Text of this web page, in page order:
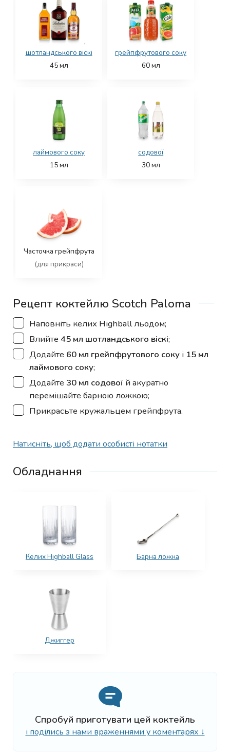
шотландського віскі
45мл
грейпфрутового соку
60мл
лаймового соку
15мл
содової
30мл
Часточка грейпфрута
(для прикраси)
Рецепт коктейлю Scotch Paloma
▢
Наповніть келих Highball льодом;
▢
Влийте 45 мл шотландського віскі;
▢
Додайте 60 мл грейпфрутового соку і 15 мл
лаймового соку;
▢
Додайте 30 мл содової й акуратно
перемішайте барною ложкою;
▢
Прикрасьте кружальцем грейпфрута.
Натисніть, щоб додати особисті нотатки
Обладнання
Келих Highball Glass Барна ложка
Джиггер
Спробуй приготувати цей коктейль
і поділись з нами враженнями у коментарях ↓